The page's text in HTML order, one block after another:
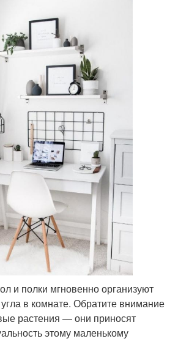
и полки мгновенно организуют
угла в комнате. Обратите внимание
растения — они приносят
этому маленькому